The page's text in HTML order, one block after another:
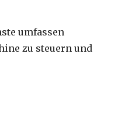
umfassen
zu steuern und